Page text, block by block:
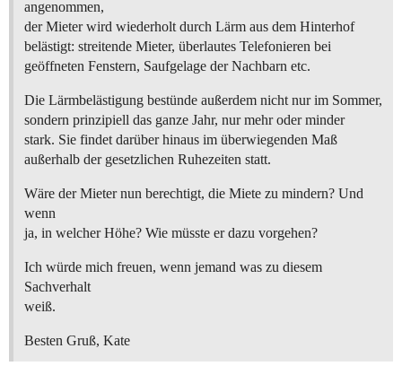
angenommen,
der Mieter wird wiederholt durch Lärm aus dem Hinterhof
belästigt: streitende Mieter, überlautes Telefonieren bei
geöffneten Fenstern, Saufgelage der Nachbarn etc.
Die Lärmbelästigung bestünde außerdem nicht nur im Sommer,
sondern prinzipiell das ganze Jahr, nur mehr oder minder
stark. Sie findet darüber hinaus im überwiegenden Maß
außerhalb der gesetzlichen Ruhezeiten statt.
Wäre der Mieter nun berechtigt, die Miete zu mindern? Und
wenn
ja, in welcher Höhe? Wie müsste er dazu vorgehen?
Ich würde mich freuen, wenn jemand was zu diesem
Sachverhalt
weiß.
Besten Gruß, Kate